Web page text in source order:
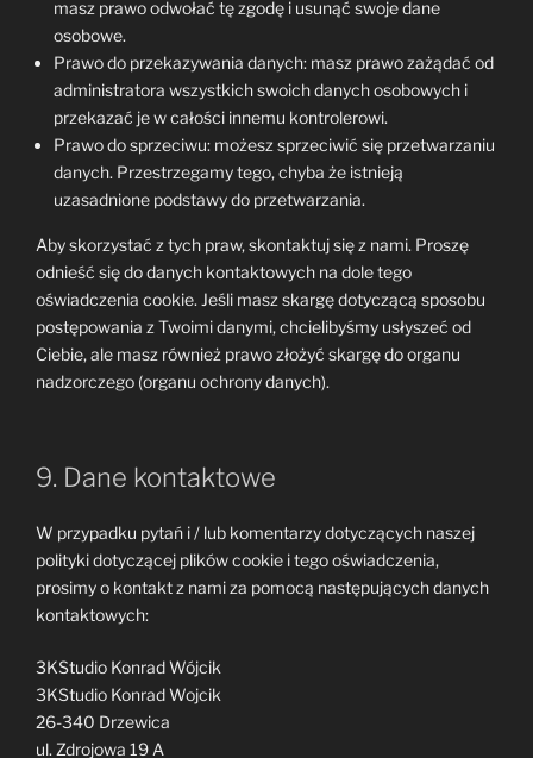
masz prawo odwołać tę zgodę i usunąć swoje dane
osobowe.
Prawo do przekazywania danych: masz prawo zażądać od
administratora wszystkich swoich danych osobowych i
przekazać je w całości innemu kontrolerowi.
Prawo do sprzeciwu: możesz sprzeciwić się przetwarzaniu
danych. Przestrzegamy tego, chyba że istnieją
uzasadnione podstawy do przetwarzania.
Aby skorzystać z tych praw, skontaktuj się z nami. Proszę
odnieść się do danych kontaktowych na dole tego
oświadczenia cookie. Jeśli masz skargę dotyczącą sposobu
postępowania z Twoimi danymi, chcielibyśmy usłyszeć od
Ciebie, ale masz również prawo złożyć skargę do organu
nadzorczego (organu ochrony danych).
9. Dane kontaktowe
W przypadku pytań i / lub komentarzy dotyczących naszej
polityki dotyczącej plików cookie i tego oświadczenia,
prosimy o kontakt z nami za pomocą następujących danych
kontaktowych:
3KStudio Konrad Wójcik
3KStudio Konrad Wojcik
26-340 Drzewica
ul. Zdrojowa 19 A